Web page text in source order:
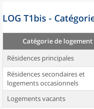
LOG T1bis -
Catégorie de logement
Résidences principales
Résidences secondaires et
logements occasionnels
Logements vacants